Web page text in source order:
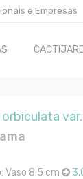
e Empresas
Vaso 8.5 cm